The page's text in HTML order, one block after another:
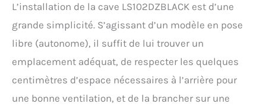
L’installation de la cave LS102DZBLACK est d’une
grande simplicité. S’agissant d’un modèle en pose
libre (autonome), il suffit de lui trouver un
emplacement adéquat, de respecter les quelques
centimètres d’espace nécessaires à l’arrière pour
une bonne ventilation, et de la brancher sur une